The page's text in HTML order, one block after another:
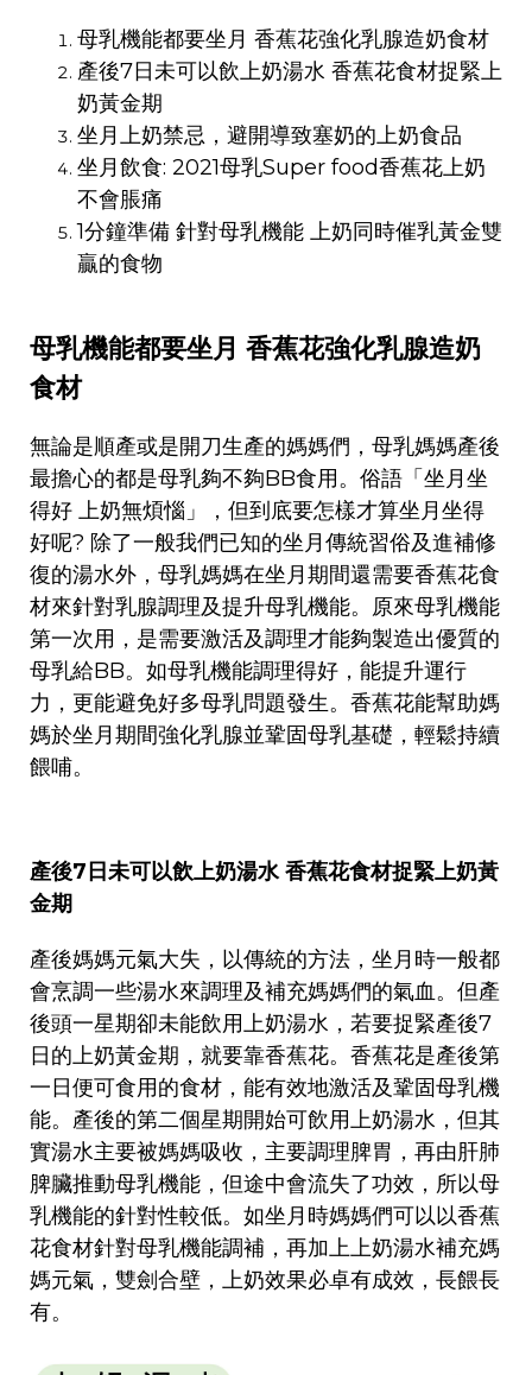
母乳機能都要坐月 香蕉花強化乳腺造奶食材
產後7日未可以飲上奶湯水 香蕉花食材捉緊上
奶黃金期
坐月上奶禁忌，避開導致塞奶的上奶食品
坐月飲食: 2021母乳Super food香蕉花上奶
不會脹痛
1分鐘準備 針對母乳機能 上奶同時催乳黃金雙
贏的食物
母乳機能都要坐月 香蕉花強化乳腺造奶
食材
無論是順產或是開刀生產的媽媽們，母乳媽媽產後
最擔心的都是母乳夠不夠BB食用。俗語「坐月坐
得好 上奶無煩惱」，但到底要怎樣才算坐月坐得
好呢? 除了一般我們已知的坐月傳統習俗及進補修
復的湯水外，母乳媽媽在坐月期間還需要香蕉花食
材來針對乳腺調理及提升母乳機能。原來母乳機能
第一次用，是需要激活及調理才能夠製造出優質的
母乳給BB。如母乳機能調理得好，能提升運行
力，更能避免好多母乳問題發生。香蕉花能幫助媽
媽於坐月期間強化乳腺並鞏固母乳基礎，輕鬆持續
餵哺。
產後7日未可以飲上奶湯水 香蕉花食材捉緊上奶黃
金期
產後媽媽元氣大失，以傳統的方法，坐月時一般都
會烹調一些湯水來調理及補充媽媽們的氣血。但產
後頭一星期卻未能飲用上奶湯水，若要捉緊產後7
日的上奶黃金期，就要靠香蕉花。香蕉花是產後第
一日便可食用的食材，能有效地激活及鞏固母乳機
能。產後的第二個星期開始可飲用上奶湯水，但其
實湯水主要被媽媽吸收，主要調理脾胃，再由肝肺
脾臟推動母乳機能，但途中會流失了功效，所以母
乳機能的針對性較低。如坐月時媽媽們可以以香蕉
花食材針對母乳機能調補，再加上上奶湯水補充媽
媽元氣，雙劍合壁，上奶效果必卓有成效，長餵長
有。